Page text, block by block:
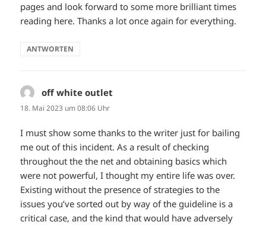
pages and look forward to some more brilliant times
reading here. Thanks a lot once again for everything.
ANTWORTEN
off white outlet
18. Mai 2023 um 08:06 Uhr
I must show some thanks to the writer just for bailing
me out of this incident. As a result of checking
throughout the the net and obtaining basics which
were not powerful, I thought my entire life was over.
Existing without the presence of strategies to the
issues you’ve sorted out by way of the guideline is a
critical case, and the kind that would have adversely